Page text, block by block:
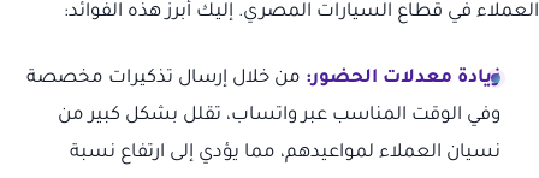
العملاء في قطاع السيارات المصري. إليك أبرز هذه الفوائد:
زيادة معدلات الحضور: من خلال إرسال تذكيرات مخصصة
وفي الوقت المناسب عبر واتساب، تقلل بشكل كبير من
نسيان العملاء لمواعيدهم، مما يؤدي إلى ارتفاع نسبة